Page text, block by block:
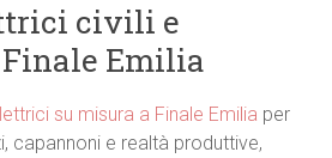
civili e
Emilia
su misura a Finale Emilia per
capannoni e realtà produttive,